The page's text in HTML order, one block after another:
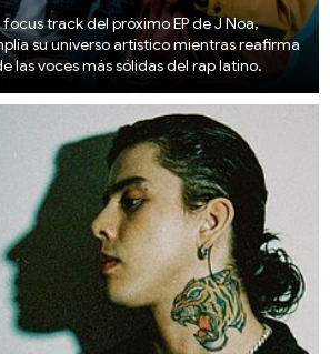
track del próximo EP de J Noa,
su universo artístico mientras reafirma
las voces más sólidas del rap latino.